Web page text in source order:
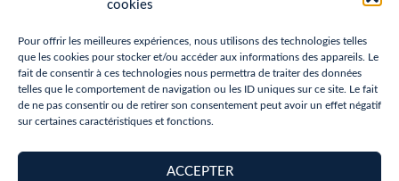
cookies
Pour offrir les meilleures expériences, nous utilisons des technologies telles
que les cookies pour stocker et/ou accéder aux informations des appareils. Le
fait de consentir à ces technologies nous permettra de traiter des données
telles que le comportement de navigation ou les ID uniques sur ce site. Le fait
de ne pas consentir ou de retirer son consentement peut avoir un effet négatif
sur certaines caractéristiques et fonctions.
ACCEPTER
Terms of use
Privacy Policy